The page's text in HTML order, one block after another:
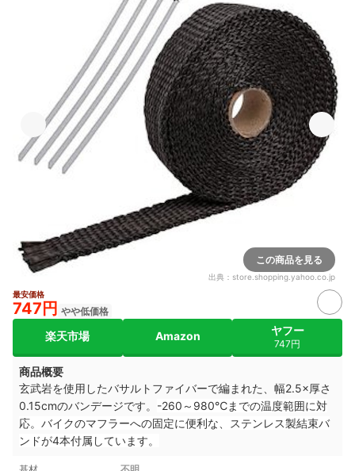
この商品を見る
出典： store.shopping.yahoo.co.jp
最安価格
747円 やや低価格
楽天市場 Amazon ヤフー
747円
商品概要
玄武岩を使用したバサルトファイバーで編まれた、幅2.5×厚さ
0.15cmのバンデージです。 -260～980℃までの温度範囲に対
応。 バイクのマフラーへの固定に便利な、ステンレス製結束バ
ンドが4本付属しています。
基材 不明